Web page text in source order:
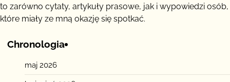
to zarówno cytaty, artykuły prasowe, jak i wypowiedzi osób,
które miały ze mną okazję się spotkać.
Chronologia
maj 2026